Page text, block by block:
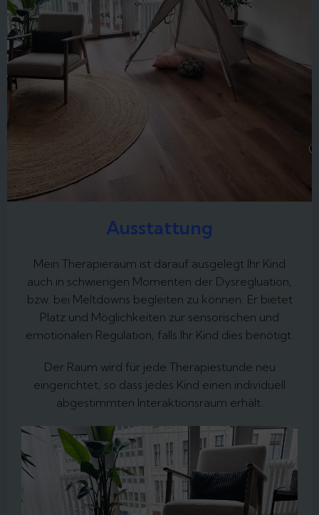
Ausstattung
Mein Therapieraum ist darauf ausgelegt Ihr Kind
auch in schwierigen Momenten der Dysregluation,
bzw. bei Meltdowns begleiten zu können. Er bietet
Platz und Möglichkeiten zur sensorischen und
emotionalen Regulation, falls Ihr Kind dies benötigt.
Der Raum wird für jede Therapiestunde neu
eingerichtet, so dass jedes Kind einen individuell
abgestimmten Interaktionsraum erhält.